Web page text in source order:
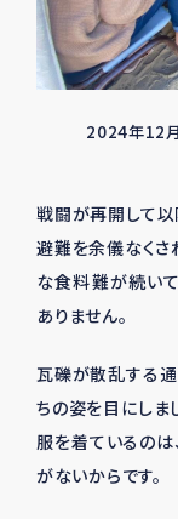
2024年12月
戦闘が再開して以
避難を余儀なくさ
な食料難が続い
ありません。
瓦礫が散乱する
ちの姿を目にしま
服を着ているの
がないからです。